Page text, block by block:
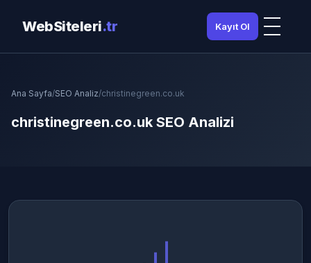
WebSiteleri.tr Kayıt Ol
Ana Sayfa/SEO Analiz/christinegreen.co.uk
christinegreen.co.uk SEO Analizi